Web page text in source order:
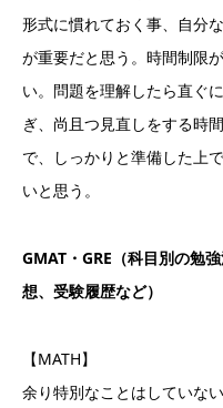
形式に慣れておく事、自分
が重要だと思う。時間制限
い。問題を理解したら直ぐ
ぎ、尚且つ見直しをする時
で、しっかりと準備した上
いと思う。
GMAT・GRE（科目別の勉
想、受験履歴など）
【MATH】
余り特別なことはしていな